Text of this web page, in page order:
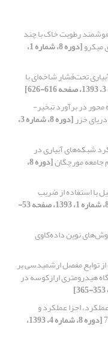
رطوبت خاک با چند
میکرو [دوره 8، شماره 1،
تحت‌فشار شاخه‌ای با
در برآورد تبخیر-
خزر [دوره 8، شماره 3،
شبکه‌های آبیاری در
جامعه مورچگان [دوره 8،
با استفاده از ضریب
[دوره 8، شماره 1، 1393، صفحه 53-
نوین داده‌کاوی
از توابع مفصل ارشمیدسی بر
هیدرومتری ارازکوسه در
اجزا عملکرد و
[دوره 8، شماره 4، 1393،